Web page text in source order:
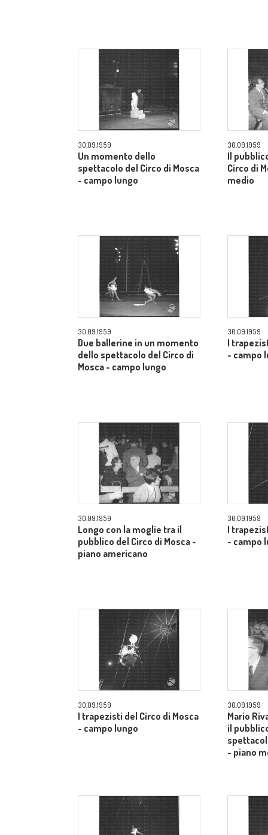
30.09.1959
Un momento dello
spettacolo del Circo di Mosca
- campo lungo
30.09.1959
Il
Circo di
medio
30.09.1959
Due ballerine in un momento
dello spettacolo del Circo di
Mosca - campo lungo
30.09.1959
I
- campo
30.09.1959
Longo con la moglie tra il
pubblico del Circo di Mosca -
piano americano
30.09.1959
I
- campo
30.09.1959
I trapezisti del Circo di Mosca
- campo lungo
30.09.1959
Mario
il
- piano